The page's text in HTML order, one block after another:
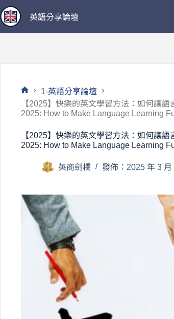
跳
至
主
英語分享論壇
首
頁
1-英語分享論壇
【2025】快樂的英文學習方法：如何讓
2025: How to Make Language Learning
【2025】快樂的英文學習方法：如何讓
2025: How to Make Language Learning
英商劍橋 發佈：2025 年 3 月